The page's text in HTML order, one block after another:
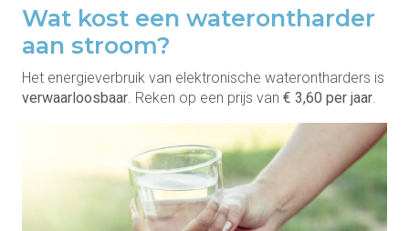
Wat kost een waterontharder
aan stroom?
Het energieverbruik van elektronische waterontharders is
verwaarloosbaar . Reken op een prijs van € 3,60 per jaar